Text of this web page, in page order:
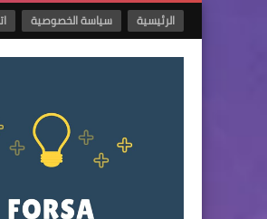
الرئيسية سياسة الخصوصية